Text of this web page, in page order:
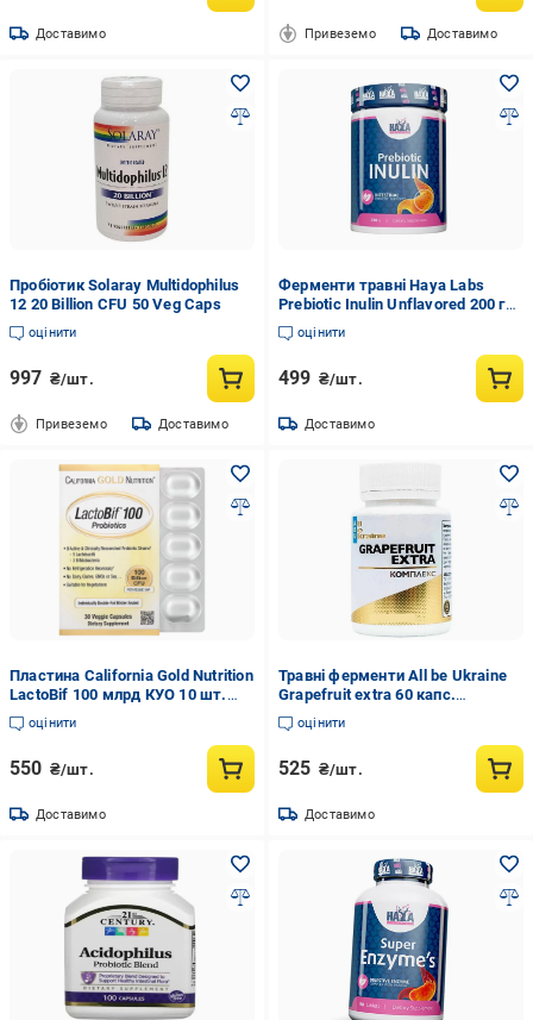
Доставимо Привеземо Доставимо
Пробіотик Solaray Multidophilus
12 20 Billion CFU 50 Veg Caps
оцінити
997 ₴/шт.
Привеземо Доставимо
Ферменти травні Haya Labs
Prebiotic Inulin Unflavored 200 г
60 порцій (000020344)
оцінити
499 ₴/шт.
Доставимо
Пластина California Gold Nutrition
LactoBif 100 млрд КУО 10 шт.
(CGN-01053)
оцінити
550 ₴/шт.
Доставимо
Травні ферменти All be Ukraine
Grapefruit extra 60 капс.
(000022582)
оцінити
525 ₴/шт.
Доставимо